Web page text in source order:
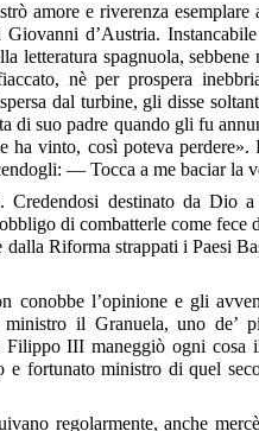
amore e riverenza
d’Austria.
letteratura spagnuola,
nè per prospera
dal turbine, gli disse
di suo padre quando gli fu
vinto, così poteva perdere».
— Tocca a me baciar la
destinato da Dio
di combatterle come fece
Riforma strappati i Paesi
conobbe l’opinione e gli
il Granuela, uno de’
Filippo III maneggiò ognicosa
fortunato ministro di quel
regolarmente, anche